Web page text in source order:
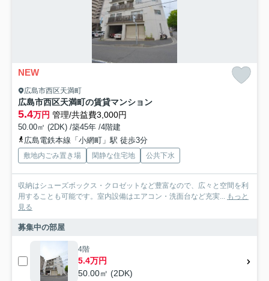
NEW
広島市西区天満町
広島市西区天満町の賃貸マンション
5.4万円 管理/共益費3,000円
50.00㎡ (2DK) /築45年 /4階建
広島電鉄本線「小網町」駅 徒歩3分
敷地内ごみ置き場 閑静な住宅地 公共下水
収納はシューズボックス・クロゼットなど豊富なので、広々と空間を利
用することも可能です。室内設備はエアコン・洗面台など充実... もっと
見る
募集中の部屋
4階
5.4万円
50.00㎡ (2DK)